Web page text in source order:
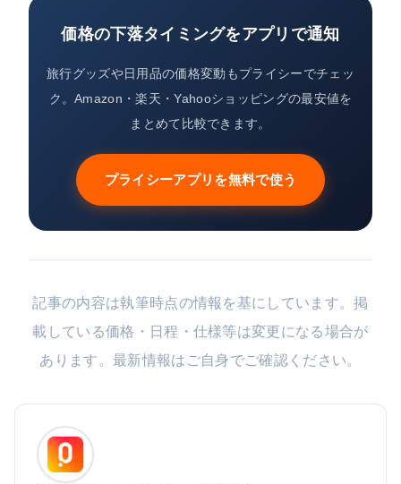
価格の下落タイミングをアプリで通知
旅行グッズや日用品の価格変動もプライシーでチェッ
ク。Amazon・楽天・Yahooショッピングの最安値を
まとめて比較できます。
プライシーアプリを無料で使う
記事の内容は執筆時点の情報を基にしています。掲
載している価格・日程・仕様等は変更になる場合が
あります。最新情報はご自身でご確認ください。